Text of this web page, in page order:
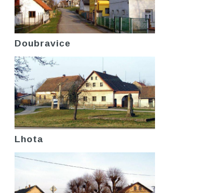
Doubravice
Lhota